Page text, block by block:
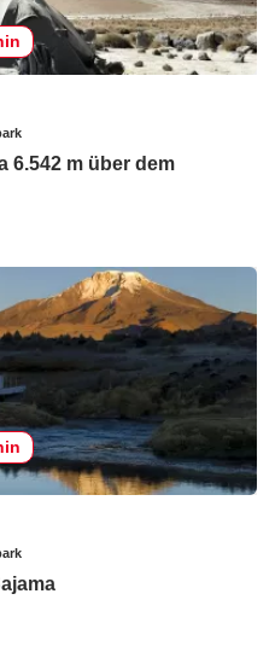
6.542 m über dem